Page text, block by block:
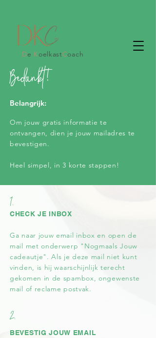
De KoelkastCoach
Bedankt!
Belangrijk:
Om jouw gratis informatie te
ontvangen, dien je jouw mailadres te
bevestigen.
Heel simpel, in 3 korte stappen!
CHECK JE INBOX
Ga naar jouw email inbox en open de
mail met onderwerp "Nogmaals Jouw
cadeautje". Als je deze mail niet kunt
vinden, is hij waarschijnlijk terecht
gekomen in de spambox, ongewenste
mail of reclame postvak.
1.
2.
BEVESTIG JOUW EMAIL